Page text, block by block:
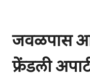
जवळपास
फ्रेंडली